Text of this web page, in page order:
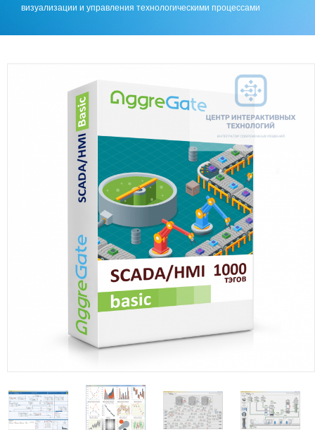
визуализации и управления технологическими процессами